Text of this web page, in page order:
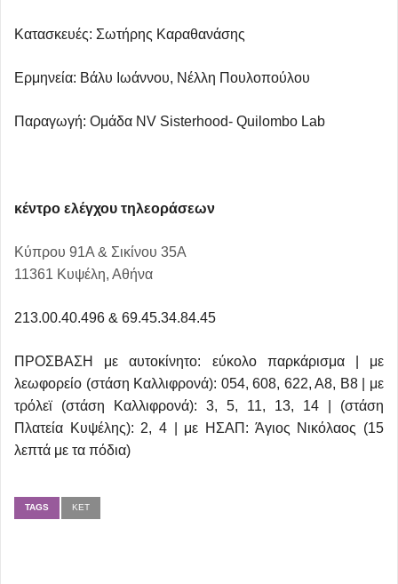
Κατασκευές: Σωτήρης Καραθανάσης
Ερμηνεία: Βάλυ Ιωάννου, Νέλλη Πουλοπούλου
Παραγωγή: Ομάδα NV Sisterhood- Quilombo Lab
κέντρο ελέγχου τηλεοράσεων
Κύπρου 91Α & Σικίνου 35Α
11361 Κυψέλη, Αθήνα
213.00.40.496 & 69.45.34.84.45
ΠΡΟΣΒΑΣΗ με αυτοκίνητο: εύκολο παρκάρισμα | με
λεωφορείο (στάση Καλλιφρονά): 054, 608, 622, Α8, Β8 | με
τρόλεϊ (στάση Καλλιφρονά): 3, 5, 11, 13, 14 | (στάση
Πλατεία Κυψέλης): 2, 4 | με ΗΣΑΠ: Άγιος Νικόλαος (15
λεπτά με τα πόδια)
TAGS ΚΕΤ